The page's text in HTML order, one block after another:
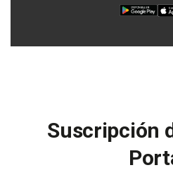
Suscripción